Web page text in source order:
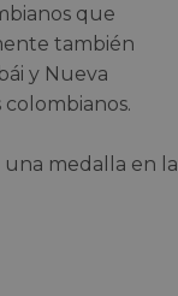
que
también
y Nueva